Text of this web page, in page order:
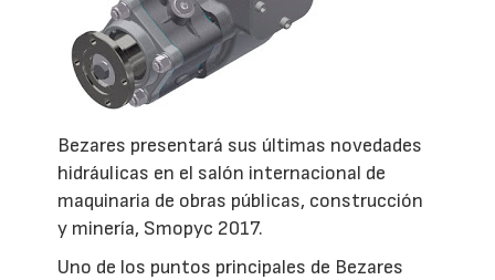
Bezares presentará sus últimas novedades
hidráulicas en el salón internacional de
maquinaria de obras públicas, construcción
y minería, Smopyc 2017.
Uno de los puntos principales de Bezares